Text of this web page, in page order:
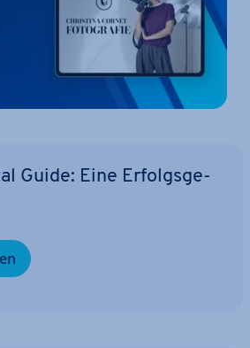
Guide: Eine Er­folgs­ge­